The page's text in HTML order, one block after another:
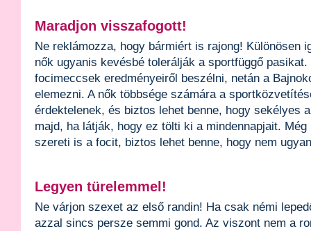
Maradjon visszafogott!
Ne reklámozza, hogy bármiért is rajong! Különösen
nők ugyanis kevésbé tolerálják a sportfüggő
focimeccsek eredményeiről beszélni, netán a
elemezni. A nők többsége számára a
érdektelenek, és biztos lehet benne, hogy sekélyes
majd, ha látják, hogy ez tölti ki a mindennapjait. Még
szereti is a focit, biztos lehet benne, hogy nem
Legyen türelemmel!
Ne várjon szexet az első randin! Ha csak némi
azzal sincs persze semmi gond. Az viszont nem a